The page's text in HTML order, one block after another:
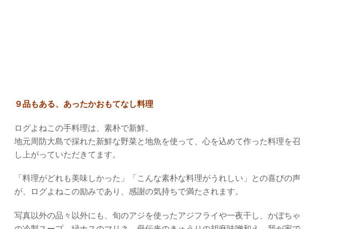
９品もある、あったかおもてなし料理
ログよねこの手料理は、素朴で新鮮。
地元周防大島で採れた新鮮な野菜と地魚を使って、心を込めて作った料理を召
し上がっていただきてます。
「料理がどれも美味しかった」「こんな素朴な料理がうれしい」との喜びの声
が、ログよねこの励みであり、感謝の気持ちで満たされます。
写真以外の品々以外にも、旬のアジを使ったアジフライや一夜干し、かぼちゃ